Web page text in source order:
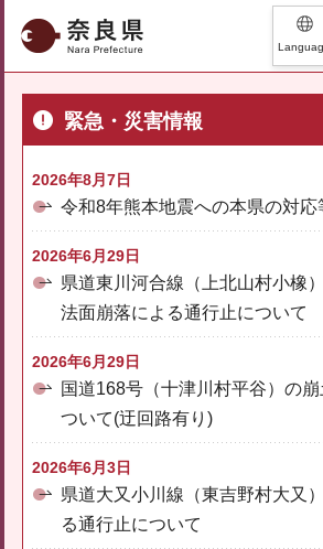
奈良県
緊急・災害情報
2026年8月7日
令和8年熊本地震への本県の対応
2026年6月29日
県道東川河合線（上北山村小橡
法面崩落による通行止について
2026年6月29日
国道168号（十津川村平谷）の
ついて(迂回路有り)
2026年6月3日
県道大又小川線（東吉野村大又
る通行止について